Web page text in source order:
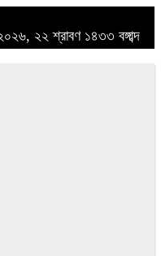
২২ শ্রাবণ ১৪৩৩ বঙ্গাব্দ